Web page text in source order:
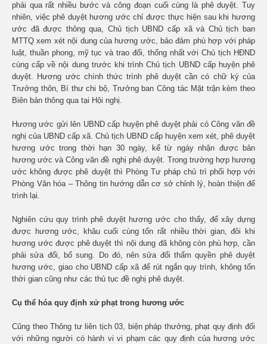
phải qua rất nhiều bước và công đoạn cuối cùng là phê duyệt. Tuy
nhiên, việc phê duyệt hương ước chỉ được thực hiện sau khi hương
ước đã được thông qua, Chủ tịch UBND cấp xã và Chủ tịch ban
MTTQ xem xét nội dung của hương ước, bảo đảm phù hợp với pháp
luật, thuần phong, mỹ tục và trao đổi, thống nhất với Chủ tịch HĐND
cùng cấp về nội dung trước khi trình Chủ tịch UBND cấp huyện phê
duyệt. Hương ước chính thức trình phê duyệt cần có chữ ký của
Trưởng thôn, Bí thư chi bộ, Trưởng ban Công tác Mặt trận kèm theo
Biên bản thông qua tại Hội nghị.
Hương ước gửi lên UBND cấp huyện phê duyệt phải có Công văn đề
nghị của UBND cấp xã. Chủ tịch UBND cấp huyện xem xét, phê duyệt
hương ước trong thời hạn 30 ngày, kể từ ngày nhận được bản
hương ước và Công văn đề nghị phê duyệt. Trong trường hợp hương
ước không được phê duyệt thì Phòng Tư pháp chủ trì phối hợp với
Phòng Văn hóa – Thông tin hướng dẫn cơ sở chỉnh lý, hoàn thiện để
trình lại.
Nghiên cứu quy trình phê duyệt hương ước cho thấy, để xây dựng
được hương ước, khâu cuối cùng tốn rất nhiều thời gian, đôi khi
hương ước được phê duyệt thì nội dung đã không còn phù hợp, cần
phải sửa đổi, bổ sung. Do đó, nên sửa đổi thẩm quyền phê duyệt
hương ước, giao cho UBND cấp xã để rút ngắn quy trình, không tốn
thời gian cũng như các thủ tục đề nghị phê duyệt.
Cụ thể hóa quy định xử phạt trong hương ước
Cũng theo Thông tư liên tịch 03, biện pháp thưởng, phạt quy định đối
với những người có hành vi vi phạm các quy định của hương ước